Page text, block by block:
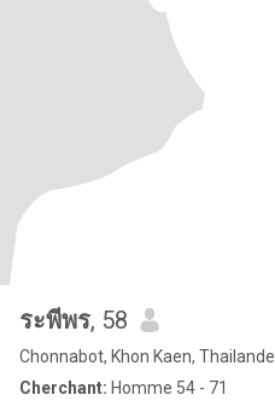
ระพีพร, 58
Chonnabot, Khon Kaen, Thailande
Cherchant: Homme 54 - 71